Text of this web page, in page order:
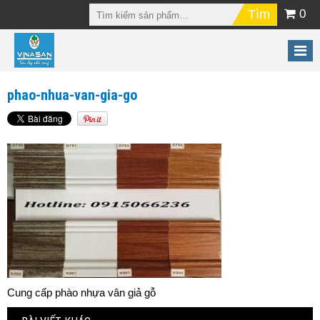
0
phao-nhua-van-gia-go
Cung cấp phào nhựa vân giả gỗ